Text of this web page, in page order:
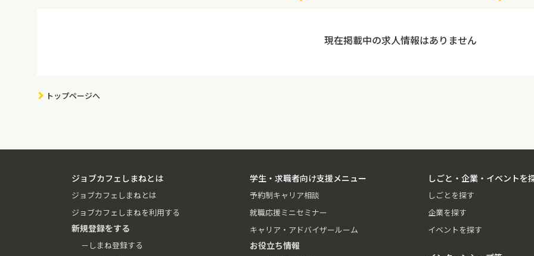
現在掲載中の求人情報はありません
トップページへ
ジョブカフェしまねとは
ジョブカフェしまねとは
ジョブカフェしまねを利用する
新規登録をする
－しまね登録する
学生・求職者向け支援メニュー
予約制キャリア相談
就職応援ミニセミナー
キャリア・アドバイザールーム
お役立ち情報
しごと・企業・イベントを
しごとを探す
企業を探す
イベントを探す